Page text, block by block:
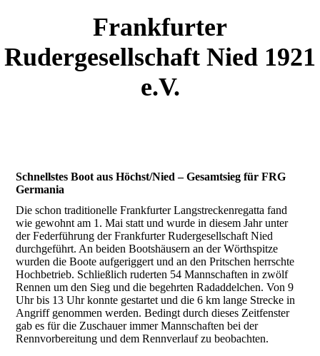
Frankfurter
Rudergesellschaft Nied 1921
e.V.
Schnellstes Boot aus Höchst/Nied – Gesamtsieg für FRG
Germania
Die schon traditionelle Frankfurter Langstreckenregatta fand
wie gewohnt am 1. Mai statt und wurde in diesem Jahr unter
der Federführung der Frankfurter Rudergesellschaft Nied
durchgeführt. An beiden Bootshäusern an der Wörthspitze
wurden die Boote aufgeriggert und an den Pritschen herrschte
Hochbetrieb. Schließlich ruderten 54 Mannschaften in zwölf
Rennen um den Sieg und die begehrten Radaddelchen. Von 9
Uhr bis 13 Uhr konnte gestartet und die 6 km lange Strecke in
Angriff genommen werden. Bedingt durch dieses Zeitfenster
gab es für die Zuschauer immer Mannschaften bei der
Rennvorbereitung und dem Rennverlauf zu beobachten.